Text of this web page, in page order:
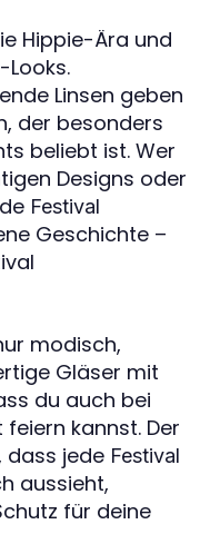
Hippie-Ära und
Linsen geben
der besonders
beliebt ist. Wer
Designs oder
Festival
Geschichte –
modisch,
Gläser mit
du auch bei
kannst. Der
dass jede Festival
aussieht,
für deine